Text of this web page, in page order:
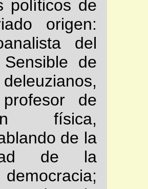
políticos de
origen:
del
de
de
física,
de la
de la